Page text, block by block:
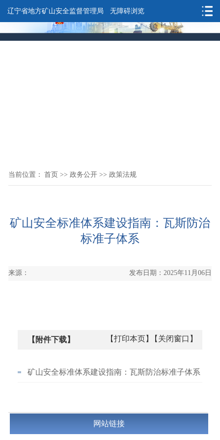
辽宁省地方矿山安全监督管理局 无障碍浏览
当前位置： 首页 >>政务公开 >>政策法规
矿山安全标准体系建设指南：瓦斯防治
标准子体系
来源： 发布日期：2025年11月06日
【附件下载】 【打印本页】 【关闭窗口】
矿山安全标准体系建设指南：瓦斯防治标准子体系
网站链接